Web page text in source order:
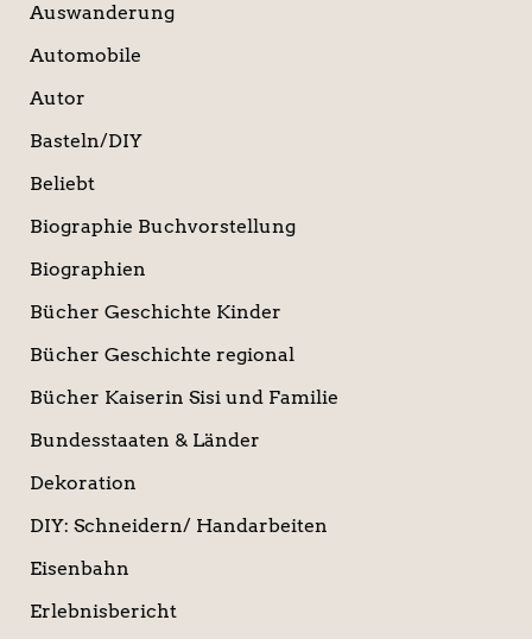
Auswanderung
Automobile
Autor
Basteln/DIY
Beliebt
Biographie Buchvorstellung
Biographien
Bücher Geschichte Kinder
Bücher Geschichte regional
Bücher Kaiserin Sisi und Familie
Bundesstaaten & Länder
Dekoration
DIY: Schneidern/ Handarbeiten
Eisenbahn
Erlebnisbericht